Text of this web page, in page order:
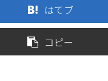
はてブ
コピー